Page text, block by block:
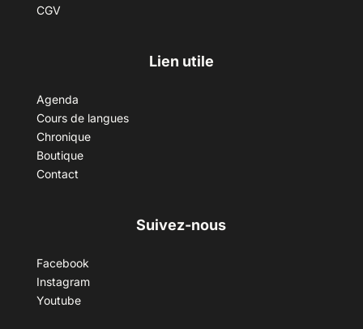
CGV
Lien utile
Agenda
Cours de langues
Chronique
Boutique
Contact
Suivez-nous
Facebook
Instagram
Youtube